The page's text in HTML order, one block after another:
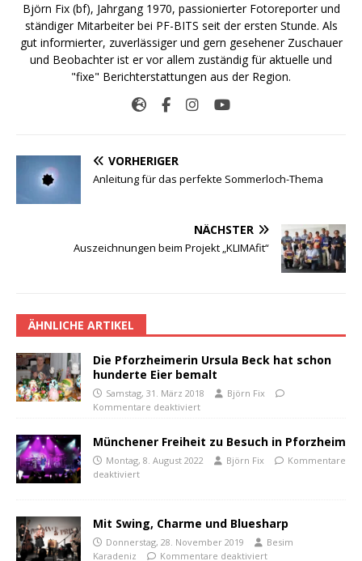
Björn Fix (bf), Jahrgang 1970, passionierter Fotoreporter und
ständiger Mitarbeiter bei PF-BITS seit der ersten Stunde. Als
gut informierter, zuverlässiger und gern gesehener Zuschauer
und Beobachter ist er vor allem zuständig für aktuelle und
"fixe" Berichterstattungen aus der Region.
VORHERIGER
Anleitung für das perfekte Sommerloch-Thema
NÄCHSTER
Auszeichnungen beim Projekt „KLIMAfit“
ÄHNLICHE ARTIKEL
Die Pforzheimerin Ursula Beck hat schon
hunderte Eier bemalt
Samstag, 31. März 2018
Björn Fix
Kommentare deaktiviert
Münchener Freiheit zu Besuch in Pforzheim
Montag, 8. August 2022 Björn Fix
Kommentare
deaktiviert
Mit Swing, Charme und Bluesharp
Donnerstag, 28. November 2019
Besim
Karadeniz
Kommentare deaktiviert